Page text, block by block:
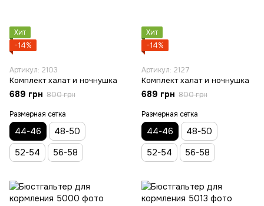
Хит
−14%
Артикул: 2103
Комплект халат и ночнушка
689 грн 800 грн
Размерная сетка
44-46
48-50
52-54
56-58
Хит
−14%
Артикул: 2127
Комплект халат и ночнушка
689 грн 800 грн
Размерная сетка
44-46
48-50
52-54
56-58